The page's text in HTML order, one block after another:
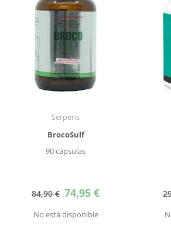
Serpens
BrocoSulf
90 cápsulas
84,90 € Precio
especial
74,95 €
No está disponible